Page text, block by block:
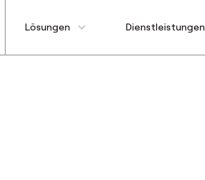
Lösungen Dienstleistungen